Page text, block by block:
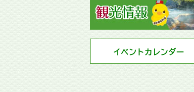
イベントカレンダー